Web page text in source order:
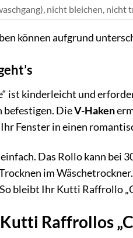
nicht bleichen,
können aufgrund
ist kinderleicht und
befestigen. DieV-Haken
Fenster in einen
Das Rollo kann bei
im
bleibt Ihr Kutti Raffrollo
Raffrollos